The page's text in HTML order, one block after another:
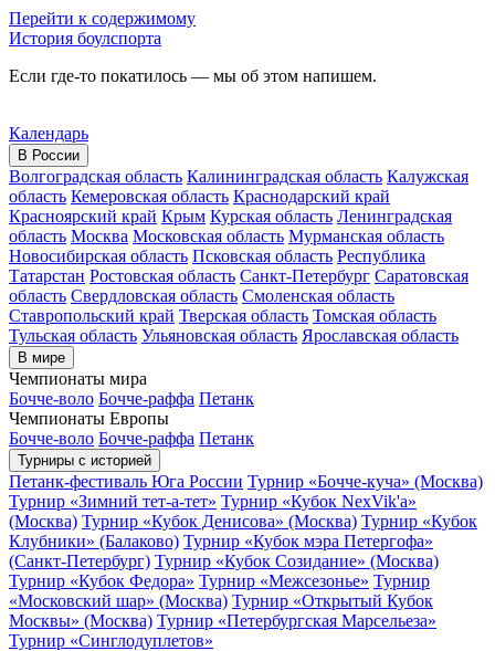
Перейти к содержимому
История боулспорта
Если где-то покатилось — мы об этом напишем.
Календарь
В России
Волгоградская область Калининградская область Калужская
область Кемеровская область Краснодарский край
Красноярский край Крым Курская область Ленинградская
область Москва Московская область Мурманская область
Новосибирская область Псковская область Республика
Татарстан Ростовская область Санкт-Петербург Саратовская
область Свердловская область Смоленская область
Ставропольский край Тверская область Томская область
Тульская область Ульяновская область Ярославская область
В мире
Чемпионаты мира
Бочче-воло Бочче-раффа Петанк
Чемпионаты Европы
Бочче-воло Бочче-раффа Петанк
Турниры с историей
Петанк-фестиваль Юга России Турнир «Бочче-куча» (Москва)
Турнир «Зимний тет-а-тет» Турнир «Кубок NexVik'a»
(Москва) Турнир «Кубок Денисова» (Москва) Турнир «Кубок
Клубники» (Балаково) Турнир «Кубок мэра Петергофа»
(Санкт-Петербург) Турнир «Кубок Созидание» (Москва)
Турнир «Кубок Федора» Турнир «Межсезонье» Турнир
«Московский шар» (Москва) Турнир «Открытый Кубок
Москвы» (Москва) Турнир «Петербургская Марсельеза»
Турнир «Синглодуплетов»